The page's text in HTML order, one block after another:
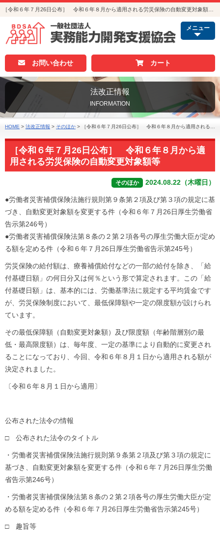
メニュー
お問い合わせ カート
法改正情報
INFORMATION
HOME > 法改正情報 > そのほか > ［令和６年７月26日公布］ 令和６年８月から適用される労災保険の自動変更対象額等
［令和６年７月26日公布］ 令和６年８月から適
用される労災保険の自動変更対象額等
そのほか 2024.08.22（木曜日）
●労働者災害補償保険法施行規則第９条第２項及び第３項の規定に基
づき、自動変更対象額を変更する件（令和６年７月26日厚生労働省
告示第246号）
●労働者災害補償保険法第８条の２第２項各号の厚生労働大臣が定め
る額を定める件（令和６年７月26日厚生労働省告示第245号）
労災保険の給付額は、療養補償給付などの一部の給付を除き、「給
付基礎日額」の何日分又は何％という形で算定されます。この「給
付基礎日額」は、基本的には、労働基準法に規定する平均賃金です
が、労災保険制度において、最低保障額や一定の限度額が設けられ
ています。
その最低保障額（自動変更対象額）及び限度額（年齢階層別の最
低・最高限度額）は、毎年度、一定の基準により自動的に変更され
ることになっており、今回、令和６年８月１日から適用される額が
決定されました。
〔令和６年８月１日から適用〕
公布された法令の情報
□ 公布された法令のタイトル
・労働者災害補償保険法施行規則第９条第２項及び第３項の規定に
基づき、自動変更対象額を変更する件（令和６年７月26日厚生労働
省告示第246号）
・労働者災害補償保険法第８条の２第２項各号の厚生労働大臣が定
める額を定める件（令和６年７月26日厚生労働省告示第245号）
□ 趣旨等